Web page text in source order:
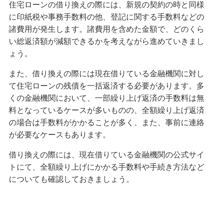
住宅ローンの借り換えの際には、新規の契約の時と同様
に印紙税や事務手数料の他、登記に関する手数料などの
諸費用が発生します。諸費用を含めた金額で、どのくら
い総返済額が減額できるかを考えながら進めていきまし
ょう。
また、借り換えの際には現在借りている金融機関に対し
て住宅ローンの残債を一括返済する必要があります。多
くの金融機関において、一部繰り上げ返済の手数料は無
料となっているケースが多いものの、全額繰り上げ返済
の場合は手数料がかかることが多く、また、事前に連絡
が必要なケースもあります。
借り換えの際には、現在借りている金融機関の公式サイ
トにて、全額繰り上げにかかる手数料や手続き方法など
についても確認しておきましょう。